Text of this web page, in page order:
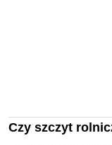
Czy szczyt